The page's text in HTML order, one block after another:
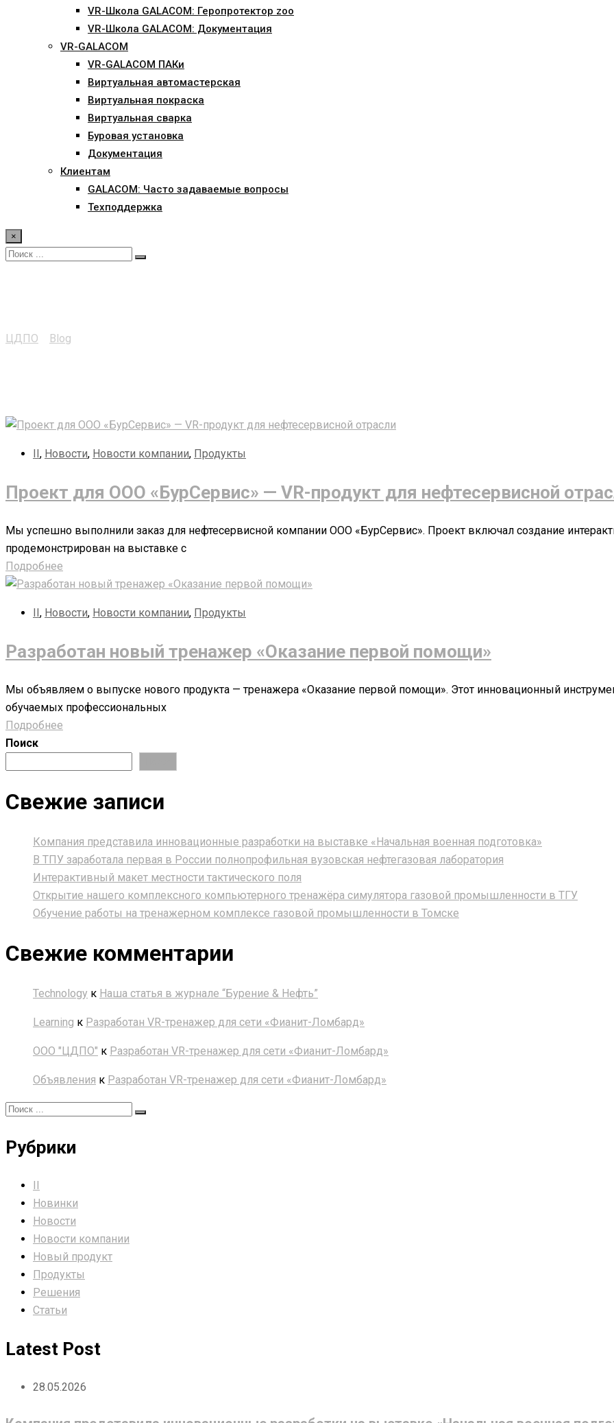
VR-Школа GALACOM: Геропротектор zoo
VR-Школа GALACOM: Документация
VR-GALACOM
VR-GALACOM ПАКи
Виртуальная автомастерская
Виртуальная покраска
Виртуальная сварка
Буровая установка
Документация
Клиентам
GALACOM: Часто задаваемые вопросы
Техподдержка
×
ЦДПО Blog
II, Новости, Новости компании, Продукты
Проект для ООО «БурСервис» — VR-продукт для нефтесервисной
Мы успешно выполнили заказ для нефтесервисной компании ООО «БурСервис». Проект включал создание
продемонстрирован на выставке с
Подробнее
II, Новости, Новости компании, Продукты
Разработан новый тренажер «Оказание первой помощи»
Мы объявляем о выпуске нового продукта — тренажера «Оказание первой помощи». Этот инновационный
обучаемых профессиональных
Подробнее
Поиск
Свежие записи
Компания представила инновационные разработки на выставке «Начальная военная подготовка»
В ТПУ заработала первая в России полнопрофильная вузовская нефтегазовая лаборатория
Интерактивный макет местности тактического поля
Открытие нашего комплексного компьютерного тренажёра симулятора газовой промышленности в ТГУ
Обучение работы на тренажерном комплексе газовой промышленности в Томске
Свежие комментарии
Technology к Наша статья в журнале “Бурение & Нефть”
Learning к Разработан VR-тренажер для сети «Фианит-Ломбард»
ООО "ЦДПО" к Разработан VR-тренажер для сети «Фианит-Ломбард»
Объявления к Разработан VR-тренажер для сети «Фианит-Ломбард»
Рубрики
II
Новинки
Новости
Новости компании
Новый продукт
Продукты
Решения
Статьи
Latest Post
28.05.2026